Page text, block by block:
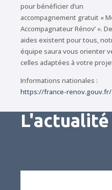
pour bénéficier d’un
accompagnement gratuit «
Accompagnateur Rénov’ ».
aides existent pour tous,
équipe saura vous orienter
celles adaptées à votre
Informations nationales :
https://france-renov.gouv.fr/